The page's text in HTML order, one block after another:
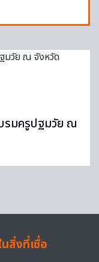
รมครูปฐมวัย ณ
สิ่งที่เชื่อ